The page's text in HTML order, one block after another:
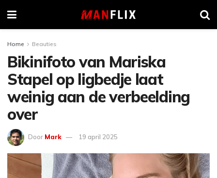
Home Beauties
Bikinifoto van Mariska
Stapel op ligbedje laat
weinig aan de verbeelding
over
Door Mark 19 april 2025